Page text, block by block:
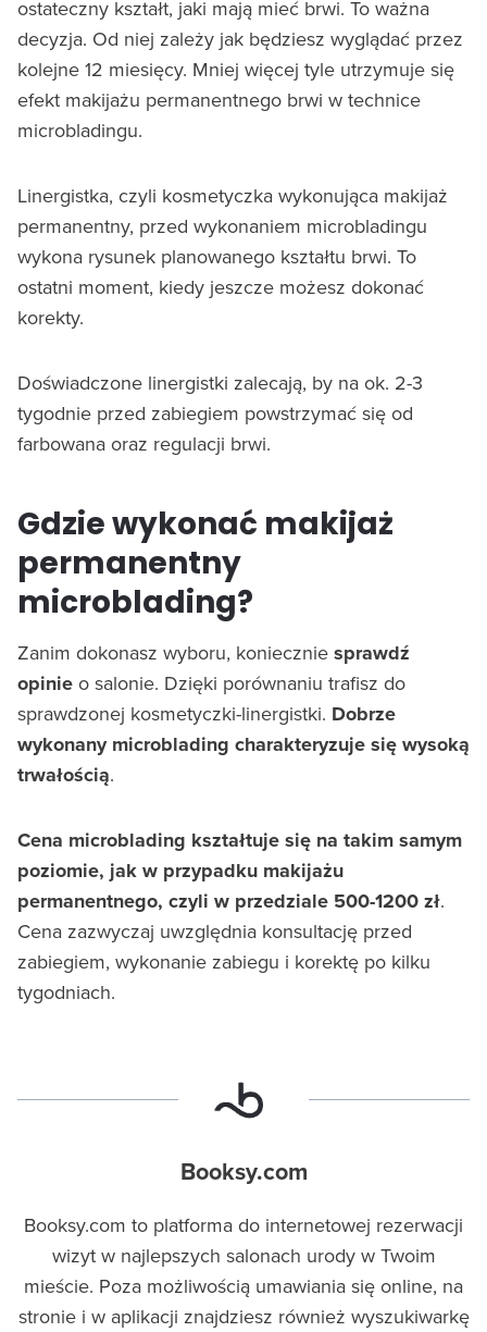
ostateczny kształt, jaki mają mieć brwi. To ważna
decyzja. Od niej zależy jak będziesz wyglądać przez
kolejne 12 miesięcy. Mniej więcej tyle utrzymuje się
efekt makijażu permanentnego brwi w technice
microbladingu.
Linergistka, czyli kosmetyczka wykonująca makijaż
permanentny, przed wykonaniem microbladingu
wykona rysunek planowanego kształtu brwi. To
ostatni moment, kiedy jeszcze możesz dokonać
korekty.
Doświadczone linergistki zalecają, by na ok. 2-3
tygodnie przed zabiegiem powstrzymać się od
farbowana oraz regulacji brwi.
Gdzie wykonać makijaż
permanentny
microblading?
Zanim dokonasz wyboru, koniecznie sprawdź
opinie o salonie. Dzięki porównaniu trafisz do
sprawdzonej kosmetyczki-linergistki. Dobrze
wykonany microblading charakteryzuje się wysoką
trwałością.
Cena microblading kształtuje się na takim samym
poziomie, jak w przypadku makijażu
permanentnego, czyli w przedziale 500-1200 zł.
Cena zazwyczaj uwzględnia konsultację przed
zabiegiem, wykonanie zabiegu i korektę po kilku
tygodniach.
Booksy.com
Booksy.com to platforma do internetowej rezerwacji
wizyt w najlepszych salonach urody w Twoim
mieście. Poza możliwością umawiania się online, na
stronie i w aplikacji znajdziesz również wyszukiwarkę